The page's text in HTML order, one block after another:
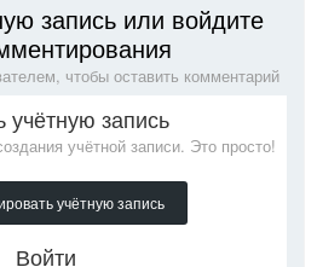
запись или войдите
чтобы оставить комментарий
учётную запись
учётной записи. Это просто!
учётную запись
Войти